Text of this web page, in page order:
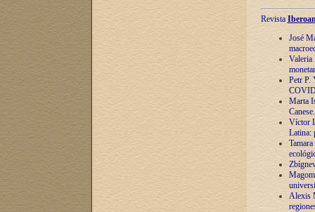
Revista
José
Valeria
Petr P.
Marta
Víctor
Latina:
Alexis